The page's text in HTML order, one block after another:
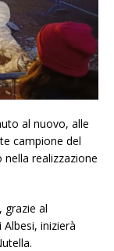
al nuovo, alle
campione del
realizzazione
grazie al
inizierà